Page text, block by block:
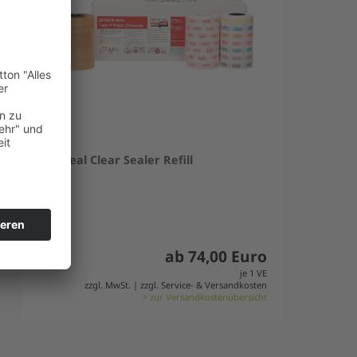
Innoseal Clear Sealer Refill
ab 74,00 Euro
je 1 VE
zzgl. MwSt. | zzgl. Service- & Versandkosten
> zur Versandkostenübersicht